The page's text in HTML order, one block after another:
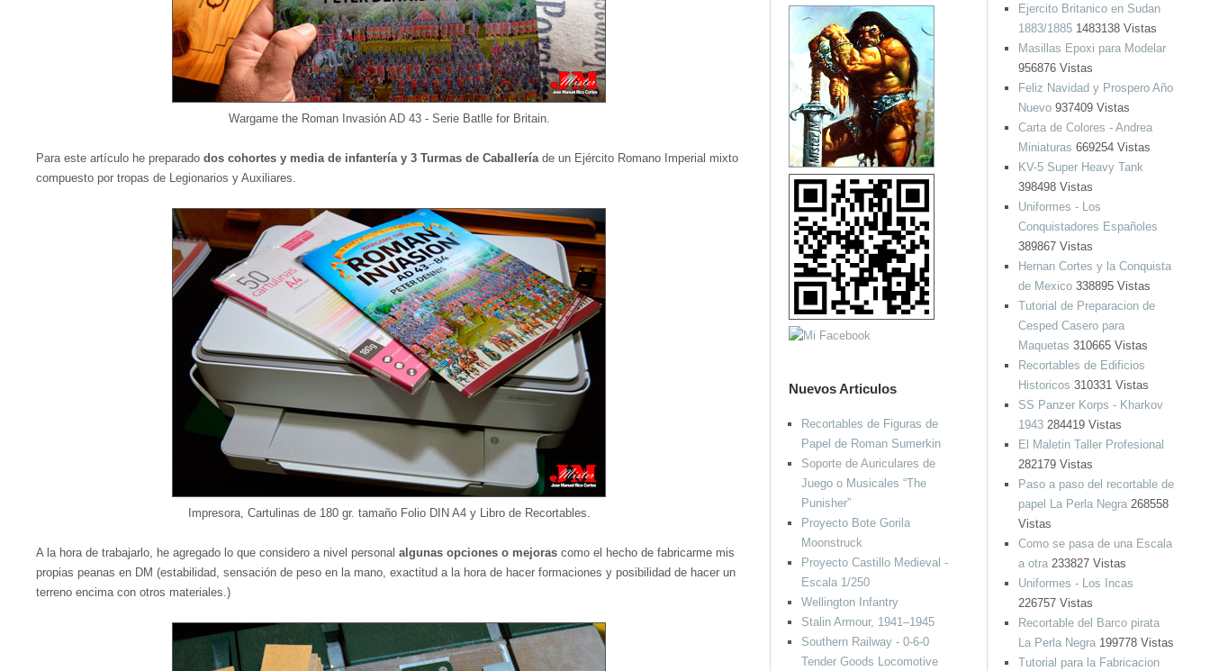
Wargame the Roman Invasión AD 43 - Serie Batlle for Britain.
Para este artículo he preparado dos cohortes y media de infantería y 3 Turmas de Caballería de un Ejército Romano Imperial mixto
compuesto por tropas de Legionarios y Auxiliares.
Impresora, Cartulinas de 180 gr. tamaño Folio DIN A4 y Libro de Recortables.
A la hora de trabajarlo, he agregado lo que considero a nivel personal algunas opciones o mejoras como el hecho de fabricarme mis
propias peanas en DM (estabilidad, sensación de peso en la mano, exactitud a la hora de hacer formaciones y posibilidad de hacer un
terreno encima con otros materiales.)
Ejercito Britanico en Sudan
1883/18851483138 Vistas
Masillas Epoxi para Modelar
956876 Vistas
Feliz Navidad y Prospero Año
Nuevo937409 Vistas
Carta de Colores - Andrea
Miniaturas 669254 Vistas
KV-5 Super Heavy Tank
398498 Vistas
Uniformes - Los
Conquistadores Españoles
389867 Vistas
Hernan Cortes y la Conquista
de Mexico338895 Vistas
Tutorial de Preparacion de
Cesped Casero para
Maquetas 310665 Vistas
Recortables de Edificios
Historicos 310331 Vistas
SS Panzer Korps - Kharkov
1943284419 Vistas
El Maletin Taller Profesional
282179 Vistas
Paso a paso del recortable de
papel La Perla Negra268558
Vistas
Como se pasa de una Escala
a otra233827 Vistas
Uniformes - Los Incas
226757 Vistas
Recortable del Barco pirata
La Perla Negra199778 Vistas
Tutorial para la Fabricacion
Nuevos Articulos
Recortables de Figuras de
Papel de Roman Sumerkin
Soporte de Auriculares de
Juego o Musicales “The
Punisher”
Proyecto Bote Gorila
Moonstruck
Proyecto Castillo Medieval -
Escala 1/250
Wellington Infantry
Stalin Armour, 1941–1945
Southern Railway - 0-6-0
Tender Goods Locomotive